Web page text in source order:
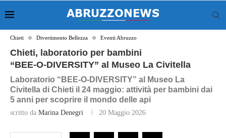
Chieti Divertimento Bellezza Eventi Abruzzo
Chieti, laboratorio per bambini
“BEE‑O‑DIVERSITY” al Museo La Civitella
Laboratorio “BEE‑O‑DIVERSITY” al Museo La
Civitella di Chieti il 24 maggio: attività per bambini dai
5 anni per scoprire il mondo delle api
scritto da Marina Denegri 20 Maggio 2026